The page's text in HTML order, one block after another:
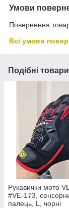
Умови
Повернення
Всі умови
Подібні
Рукавички мото
#VE-173,
палець, L, чорні